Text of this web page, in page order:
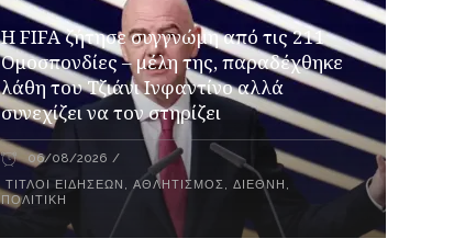
Η FIFA ζήτησε συγγνώμη από τις 211
Ομοσπονδίες – μέλη της, παραδέχθηκε
λάθη του Τζιάνι Ινφαντίνο αλλά
συνεχίζει να τον στηρίζει
06/08/2026
ΤΊΤΛΟΙ ΕΙΔΉΣΕΩΝ ,ΑΘΛΗΤΙΣΜΌΣ,ΔΙΕΘΝΉ ,
ΠΟΛΙΤΙΚΉ